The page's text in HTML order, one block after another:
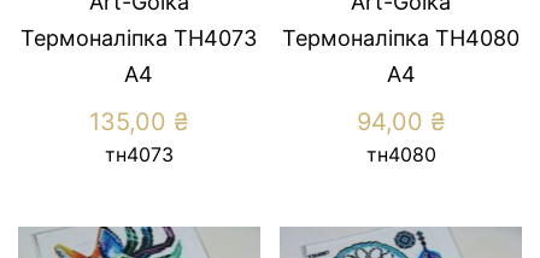
Термоналіпка ТН4073
А4
135,00 ₴
тн4073
Термоналіпка ТН4080
А4
94,00 ₴
тн4080